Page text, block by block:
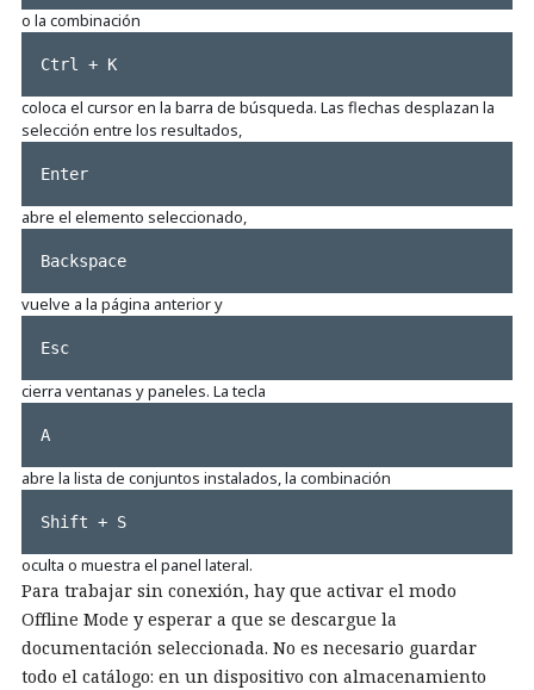
o la combinación
Ctrl + K
coloca el cursor en la barra de búsqueda. Las flechas desplazan la
selección entre los resultados,
Enter
abre el elemento seleccionado,
Backspace
vuelve a la página anterior y
Esc
cierra ventanas y paneles. La tecla
A
abre la lista de conjuntos instalados, la combinación
Shift + S
oculta o muestra el panel lateral.
Para trabajar sin conexión, hay que activar el modo
Offline Mode y esperar a que se descargue la
documentación seleccionada. No es necesario guardar
todo el catálogo: en un dispositivo con almacenamiento